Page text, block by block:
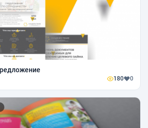
180 0